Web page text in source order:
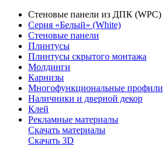
Стеновые панели из ДПК (WPC)
Серия «Белый» (White)
Стеновые панели
Плинтусы
Плинтусы скрытого монтажа
Молдинги
Карнизы
Многофункциональные профили
Наличники и дверной декор
Клей
Рекламные материалы
Скачать материалы
Скачать 3D